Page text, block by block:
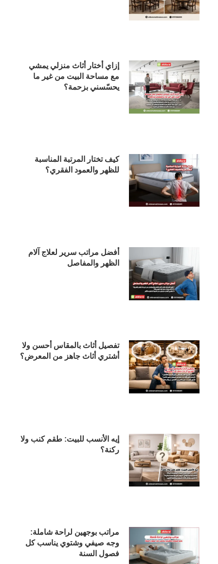
إزاي أختار أثاث منزلي يمشي
مع مساحة البيت من غير ما
يحسّسني بزحمة؟
كيف تختار المرتبة المناسبة
للظهر والعمود الفقري؟
أفضل مراتب سرير لعلاج آلام
الظهر والمفاصل
تفصيل أثاث بالمقاس أحسن ولا
أشتري أثاث جاهز من المعرض؟
إيه الأنسب للبيت: طقم كنب ولا
ركنة؟
مراتب بوجهين لراحة شاملة:
وجه صيفي وشتوي يناسب كل
فصول السنة